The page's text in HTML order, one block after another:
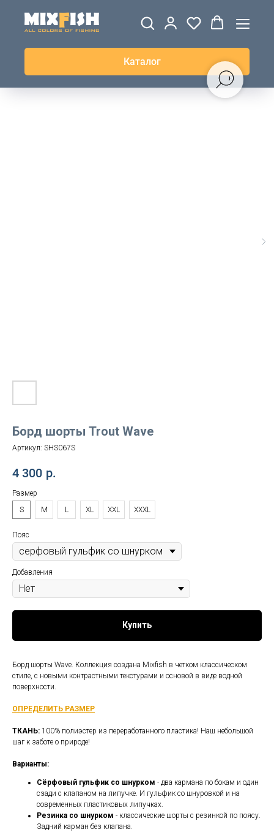
Каталог
ДЖЕРСИ
ВЕТРОВКИ И
ТОЛСТОВКИ
ЖИЛЕТКИ
Борд шорты Trout Wave
Артикул: SHS067S
4 300 р.
Размер
S
M L XL XXL XXXL
Пояс
Добавления
Купить
Борд шорты Wave. Коллекция создана Mixfish в четком классическом
стиле, с новыми контрастными текстурами и основой в виде водной
поверхности.
ОПРЕДЕЛИТЬ РАЗМЕР
ТКАНЬ: 100% полиэстер из переработанного пластика! Наш небольшой
шаг к заботе о природе!
Варианты:
Сёрфовый гульфик со шнурком - два кармана по бокам и один
сзади с клапаном на липучке. И гульфик со шнуровкой и на
современных пластиковых липучках.
Резинка со шнурком - классические шорты с резинкой по поясу.
Задний карман без клапана.